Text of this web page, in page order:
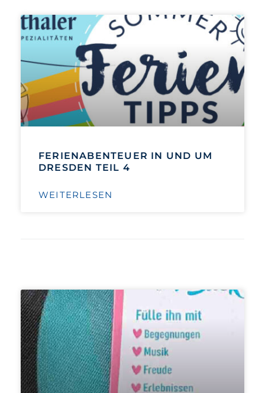
FERIENABENTEUER IN UND UM
DRESDEN TEIL 4
WEITERLESEN